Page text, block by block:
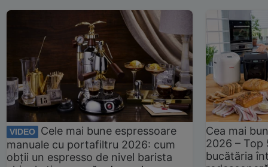
VIDEO
Cele mai bune espressoare
manuale cu portafiltru 2026: cum
obții un espresso de nivel barista
Cea mai
2026 –
bucătăria